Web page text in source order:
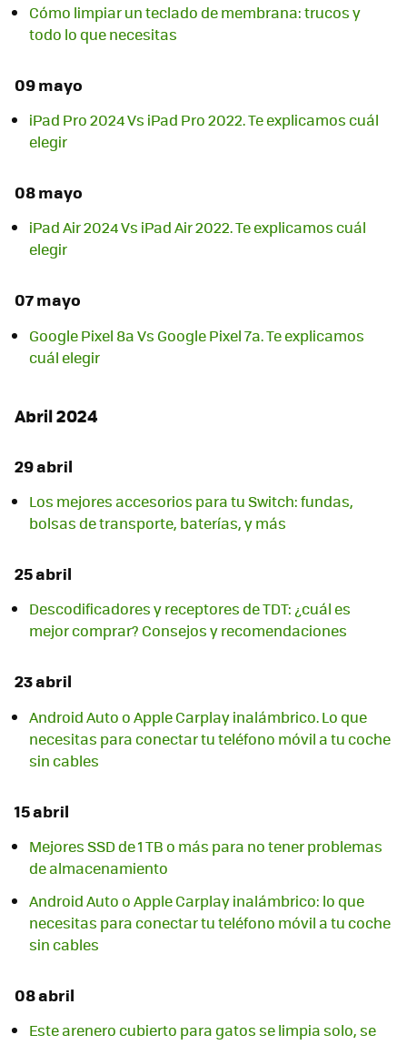
Cómo limpiar un teclado de membrana: trucos y
todo lo que necesitas
09 mayo
iPad Pro 2024 Vs iPad Pro 2022. Te explicamos cuál
elegir
08 mayo
iPad Air 2024 Vs iPad Air 2022. Te explicamos cuál
elegir
07 mayo
Google Pixel 8a Vs Google Pixel 7a. Te explicamos
cuál elegir
Abril 2024
29 abril
Los mejores accesorios para tu Switch: fundas,
bolsas de transporte, baterías, y más
25 abril
Descodificadores y receptores de TDT: ¿cuál es
mejor comprar? Consejos y recomendaciones
23 abril
Android Auto o Apple Carplay inalámbrico. Lo que
necesitas para conectar tu teléfono móvil a tu coche
sin cables
15 abril
Mejores SSD de 1 TB o más para no tener problemas
de almacenamiento
Android Auto o Apple Carplay inalámbrico: lo que
necesitas para conectar tu teléfono móvil a tu coche
sin cables
08 abril
Este arenero cubierto para gatos se limpia solo, se